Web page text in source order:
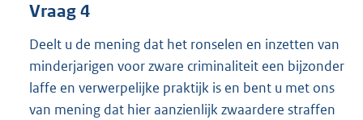
Vraag 4
Deelt u de mening dat het ronselen en inzetten van
minderjarigen voor zware criminaliteit een bijzonder
laffe en verwerpelijke praktijk is en bent u met ons
van mening dat hier aanzienlijk zwaardere straffen